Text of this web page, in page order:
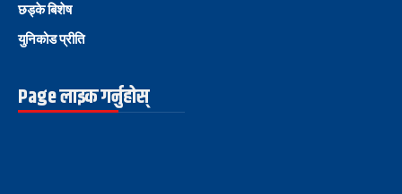
छड्के बिशेष
युनिकोड प्रीति
Page लाइक गर्नुहोस्